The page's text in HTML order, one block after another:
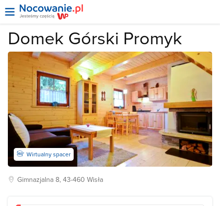
Domek Górski Promyk
Wirtualny spacer
Gimnazjalna8, 43-460 Wisła